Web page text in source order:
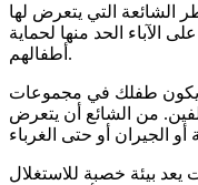
الشائعة التي يتعرض لها
الآباء الحد منها لحماية
أطفالهم.
يكون طفلك في مجموعات
من الشائع أن يتعرض
يعد بيئة خصبة للاستغلال